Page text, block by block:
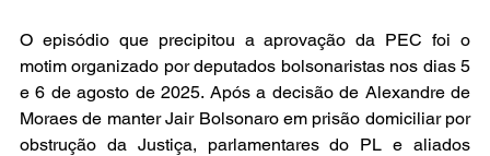
O episódio que precipitou a aprovação da PEC foi o
motim organizado por deputados bolsonaristas nos dias 5
e 6 de agosto de 2025. Após a decisão de Alexandre de
Moraes de manter Jair Bolsonaro em prisão domiciliar por
obstrução da Justiça, parlamentares do PL e aliados